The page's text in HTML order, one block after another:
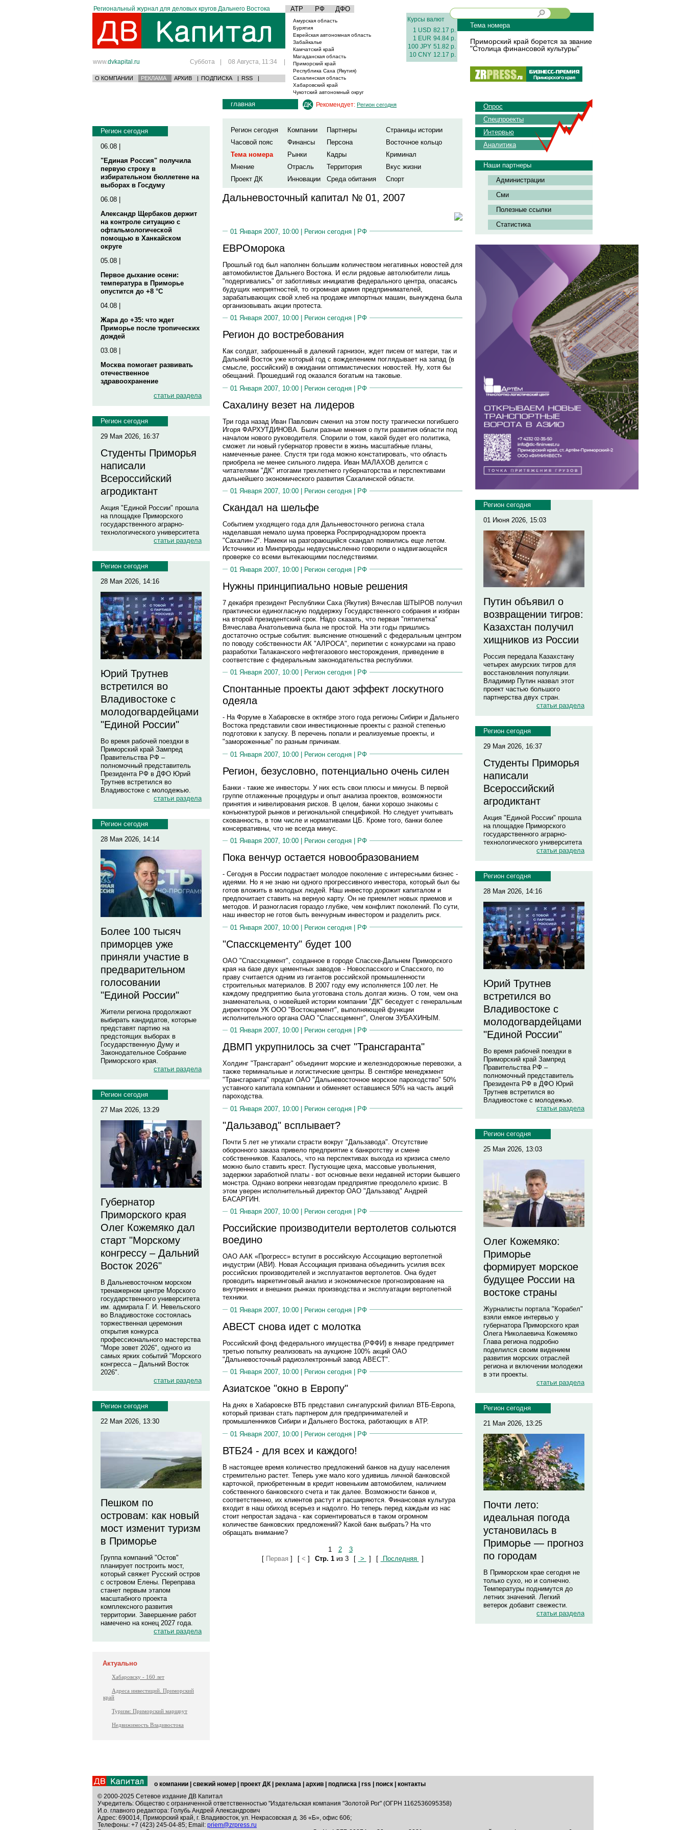
Региональный журнал для деловых кругов Дальнего Востока АТР РФ ДФО
www.dvkapital.ru Суббота | 08 Августа, 11:34 |
О КОМПАНИИ РЕКЛАМА АРХИВ | ПОДПИСКА | RSS |
Амурская область
Бурятия
Еврейская автономная область
Забайкалье
Камчатский край
Магаданская область
Приморский край
Республика Саха (Якутия)
Сахалинская область
Хабаровский край
Чукотский автономный округ
Курсы валют
1 USD 82.17 р.
1 EUR 94.84 р.
100 JPY 51.82 р.
10 CNY 12.17 р.
Тема номера
Приморский край борется за звание
"Столица финансовой культуры"
Регион сегодня
06.08 |
"Единая Россия" получила
первую строку в
избирательном бюллетене на
выборах в Госдуму
06.08 |
Александр Щербаков держит
на контроле ситуацию с
офтальмологической
помощью в Ханкайском
округе
05.08 |
Первое дыхание осени:
температура в Приморье
опустится до +8 °C
04.08 |
Жара до +35: что ждет
Приморье после тропических
дождей
03.08 |
Москва помогает развивать
отечественное
здравоохранение
статьи раздела
Регион сегодня
29 Мая 2026, 16:37
Студенты Приморья
написали
Всероссийский
агродиктант
Акция "Единой России" прошла
на площадке Приморского
государственного аграрно-
технологического университета
статьи раздела
Регион сегодня
28 Мая 2026, 14:16
Юрий Трутнев
встретился во
Владивостоке с
молодогвардейцами
"Единой России"
Во время рабочей поездки в
Приморский край Зампред
Правительства РФ –
полномочный представитель
Президента РФ в ДФО Юрий
Трутнев встретился во
Владивостоке с молодежью.
статьи раздела
Регион сегодня
28 Мая 2026, 14:14
Более 100 тысяч
приморцев уже
приняли участие в
предварительном
голосовании
"Единой России"
Жители региона продолжают
выбирать кандидатов, которые
представят партию на
предстоящих выборах в
Государственную Думу и
Законодательное Собрание
Приморского края.
статьи раздела
Регион сегодня
27 Мая 2026, 13:29
Губернатор
Приморского края
Олег Кожемяко дал
старт "Морскому
конгрессу – Дальний
Восток 2026"
В Дальневосточном морском
тренажерном центре Морского
государственного университета
им. адмирала Г. И. Невельского
во Владивостоке состоялась
торжественная церемония
открытия конкурса
профессионального мастерства
"Море зовет 2026", одного из
самых ярких событий "Морского
конгресса – Дальний Восток
2026".
статьи раздела
Регион сегодня
22 Мая 2026, 13:30
Пешком по
островам: как новый
мост изменит туризм
в Приморье
Группа компаний "Остов"
планирует построить мост,
который свяжет Русский остров
с островом Елены. Переправа
станет первым этапом
масштабного проекта
комплексного развития
территории. Завершение работ
намечено на конец 2027 года.
статьи раздела
Актуально
Хабаровску - 160 лет
Адреса инвестиций. Приморский
край
Туризм: Приморский маршрут
Недвижимость Владивостока
главная Рекомендует: Регион сегодня
Регион сегодня Компании Партнеры
Страницы истории
Часовой пояс
Финансы Персона
Восточное кольцо
Тема номера
Рынки Кадры
Криминал
Мнение
Отрасль Территория
Вкус жизни
Проект ДК
Инновации Среда обитания Спорт
Дальневосточный капитал № 01, 2007
01 Января 2007, 10:00 | Регион сегодня | РФ
ЕВРОморока
Прошлый год был наполнен большим количеством негативных новостей для
автомобилистов Дальнего Востока. И если рядовые автолюбители лишь
"подергивались" от заботливых инициатив федерального центра, опасаясь
будущих неприятностей, то огромная армия предпринимателей,
зарабатывающих свой хлеб на продаже импортных машин, вынуждена была
организовывать акции протеста.
01 Января 2007, 10:00 |
Регион сегодня РФ
Регион до востребования
Как солдат, заброшенный в далекий гарнизон, ждет писем от матери, так и
Дальний Восток уже который год с вожделением поглядывает на запад (в
смысле, российский) в ожидании оптимистических новостей. Ну, хотя бы
обещаний. Прошедший год оказался богатым на таковые.
01 Января 2007, 10:00 | Регион сегодня | РФ
Сахалину везет на лидеров
Три года назад Иван Павлович сменил на этом посту трагически погибшего
Игоря ФАРХУТДИНОВА. Были разные мнения о пути развития области под
началом нового руководителя. Спорили о том, какой будет его политика,
сможет ли новый губернатор провести в жизнь масштабные планы,
намеченные ранее. Спустя три года можно констатировать, что область
приобрела не менее сильного лидера. Иван МАЛАХОВ делится с
читателями "ДК" итогами трехлетнего губернаторства и перспективами
дальнейшего экономического развития Сахалинской области.
01 Января 2007, 10:00 |
Регион сегодня РФ
Скандал на шельфе
Событием уходящего года для Дальневосточного региона стала
наделавшая немало шума проверка Росприроднадзором проекта
"Сахалин-2". Намеки на разгорающийся скандал появились еще летом.
Источники из Минприроды недвусмысленно говорили о надвигающейся
проверке со всеми вытекающими последствиями.
01 Января 2007, 10:00 | Регион сегодня | РФ
Нужны принципиально новые решения
7 декабря президент Республики Саха (Якутия) Вячеслав ШТЫРОВ получил
практически единогласную поддержку Государственного собрания и избран
на второй президентский срок. Надо сказать, что первая "пятилетка"
Вячеслава Анатольевича была не простой. На эти годы пришлись
достаточно острые события: выяснение отношений с федеральным центром
по поводу собственности АК "АЛРОСА", перипетии с конкурсами на право
разработки Талаканского нефтегазового месторождения, приведение в
соответствие с федеральным законодательства республики.
01 Января 2007, 10:00 |
Регион сегодня РФ
Спонтанные проекты дают эффект лоскутного
одеяла
- На Форуме в Хабаровске в октябре этого года регионы Сибири и Дальнего
Востока представили свои инвестиционные проекты с разной степенью
подготовки к запуску. В перечень попали и реализуемые проекты, и
"замороженные" по разным причинам.
01 Января 2007, 10:00 | Регион сегодня | РФ
Регион, безусловно, потенциально очень силен
Банки - такие же инвесторы. У них есть свои плюсы и минусы. В первой
группе отлаженные процедуры и опыт анализа проектов, возможности
принятия и нивелирования рисков. В целом, банки хорошо знакомы с
конъюнктурой рынков и региональной спецификой. Но следует учитывать
скованность, в том числе и нормативами ЦБ. Кроме того, банки более
консервативны, что не всегда минус.
01 Января 2007, 10:00 |
Регион сегодня РФ
Пока венчур остается новообразованием
- Сегодня в России подрастает молодое поколение с интересными бизнес -
идеями. Но я не знаю ни одного прогрессивного инвестора, который был бы
готов вложить в молодых людей. Наш инвестор дорожит капиталом и
предпочитает ставить на верную карту. Он не приемлет новых приемов и
методов. И разногласия гораздо глубже, чем конфликт поколений. По сути,
наш инвестор не готов быть венчурным инвестором и разделить риск.
01 Января 2007, 10:00 | Регион сегодня | РФ
"Спасскцементу" будет 100
ОАО "Спасскцемент", созданное в городе Спасске-Дальнем Приморского
края на базе двух цементных заводов - Новоспасского и Спасского, по
праву считается одним из гигантов российской промышленности
строительных материалов. В 2007 году ему исполняется 100 лет. Не
каждому предприятию была уготована столь долгая жизнь. О том, чем она
знаменательна, о новейшей истории компании "ДК" беседует с генеральным
директором УК ООО "Востокцемент", выполняющей функции
исполнительного органа ОАО "Спасскцемент", Олегом ЗУБАХИНЫМ.
01 Января 2007, 10:00 |
Регион сегодня РФ
ДВМП укрупнилось за счет "Трансгаранта"
Холдинг "Трансгарант" объединит морские и железнодорожные перевозки, а
также терминальные и логистические центры. В сентябре менеджмент
"Трансгаранта" продал ОАО "Дальневосточное морское пароходство" 50%
уставного капитала компании и обменяет оставшиеся 50% на часть акций
пароходства.
01 Января 2007, 10:00 | Регион сегодня | РФ
"Дальзавод" всплывает?
Почти 5 лет не утихали страсти вокруг "Дальзавода". Отсутствие
оборонного заказа привело предприятие к банкротству и смене
собственников. Казалось, что на перспективах выхода из кризиса смело
можно было ставить крест. Пустующие цеха, массовые увольнения,
задержки заработной платы - вот основные вехи недавней истории бывшего
монстра. Однако вопреки невзгодам предприятие преодолело кризис. В
этом уверен исполнительный директор ОАО "Дальзавод" Андрей
БАСАРГИН.
01 Января 2007, 10:00 |
Регион сегодня РФ
Российские производители вертолетов сольются
воедино
ОАО ААК «Прогресс» вступит в российскую Ассоциацию вертолетной
индустрии (АВИ). Новая Ассоциация призвана объединить усилия всех
российских производителей и эксплуатантов вертолетов. Она будет
проводить маркетинговый анализ и экономическое прогнозирование на
внутренних и внешних рынках производства и эксплуатации вертолетной
техники.
01 Января 2007, 10:00 | Регион сегодня | РФ
АВЕСТ снова идет с молотка
Российский фонд федерального имущества (РФФИ) в январе предпримет
третью попытку реализовать на аукционе 100% акций ОАО
"Дальневосточный радиоэлектронный завод АВЕСТ".
01 Января 2007, 10:00 |
Регион сегодня РФ
Азиатское "окно в Европу"
На днях в Хабаровске ВТБ представил сингапурский филиал ВТБ-Европа,
который призван стать партнером для предпринимателей и
промышленников Сибири и Дальнего Востока, работающих в АТР.
01 Января 2007, 10:00 | Регион сегодня | РФ
ВТБ24 - для всех и каждого!
В настоящее время количество предложений банков на душу населения
стремительно растет. Теперь уже мало кого удивишь личной банковской
карточкой, приобретенным в кредит новеньким автомобилем, наличием
собственного банковского счета и так далее. Возможности банков и,
соответственно, их клиентов растут и расширяются. Финансовая культура
входит в наш обиход всерьез и надолго. Но теперь перед каждым из нас
стоит непростая задача - как сориентироваться в таком огромном
количестве банковских предложений? Какой банк выбрать? На что
обращать внимание?
1 2
3
[Первая ] [< ] Стр. 1из 3 [ > ] [ Последняя ]
Опрос
Спецпроекты
Интервью
Аналитика
Наши партнеры
Администрации
Сми
Полезные ссылки
Статистика
Регион сегодня
01 Июня 2026, 15:03
Путин объявил о
возвращении тигров:
Казахстан получил
хищников из России
Россия передала Казахстану
четырех амурских тигров для
восстановления популяции.
Владимир Путин назвал этот
проект частью большого
партнерства двух стран.
статьи раздела
Регион сегодня
29 Мая 2026, 16:37
Студенты Приморья
написали
Всероссийский
агродиктант
Акция "Единой России" прошла
на площадке Приморского
государственного аграрно-
технологического университета
статьи раздела
Регион сегодня
28 Мая 2026, 14:16
Юрий Трутнев
встретился во
Владивостоке с
молодогвардейцами
"Единой России"
Во время рабочей поездки в
Приморский край Зампред
Правительства РФ –
полномочный представитель
Президента РФ в ДФО Юрий
Трутнев встретился во
Владивостоке с молодежью.
статьи раздела
Регион сегодня
25 Мая 2026, 13:03
Олег Кожемяко:
Приморье
формирует морское
будущее России на
востоке страны
Журналисты портала "Корабел"
взяли емкое интервью у
губернатора Приморского края
Олега Николаевича Кожемяко
Глава региона подробно
поделился своим видением
развития морских отраслей
региона и включении молодежи
в эти проекты.
статьи раздела
Регион сегодня
21 Мая 2026, 13:25
Почти лето:
идеальная погода
установилась в
Приморье — прогноз
по городам
В Приморском крае сегодня не
только сухо, но и солнечно.
Температуры поднимутся до
летних значений. Легкий
ветерок добавит свежести.
статьи раздела
о компании свежий номер проект ДК реклама архив подписка rss поиск
контакты
© 2000-2025 Сетевое издание ДВ Капитал
Учредитель: Общество с ограниченной ответственностью "Издательская компания "Золотой Рог" (ОГРН 1162536095358)
И.о. главного редактора: Голубь Андрей Александрович
Адрес: 690014, Приморский край, г. Владивосток, ул. Некрасовская д. 36 «Б», офис 606;
Телефоны: +7 (423) 245-04-85; Email: priem@zrpress.ru